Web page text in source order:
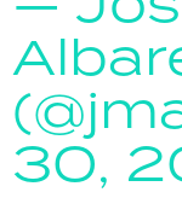
30,